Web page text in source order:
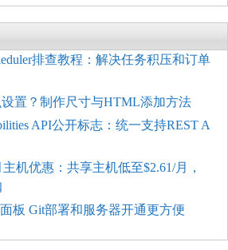
排查教程：解决任务积压和订单
设置？制作尺寸与HTML添加方法
API公开标志：统一支持REST A
机优惠：共享主机低至$2.61/月，
板 Git部署和服务器开通更方便